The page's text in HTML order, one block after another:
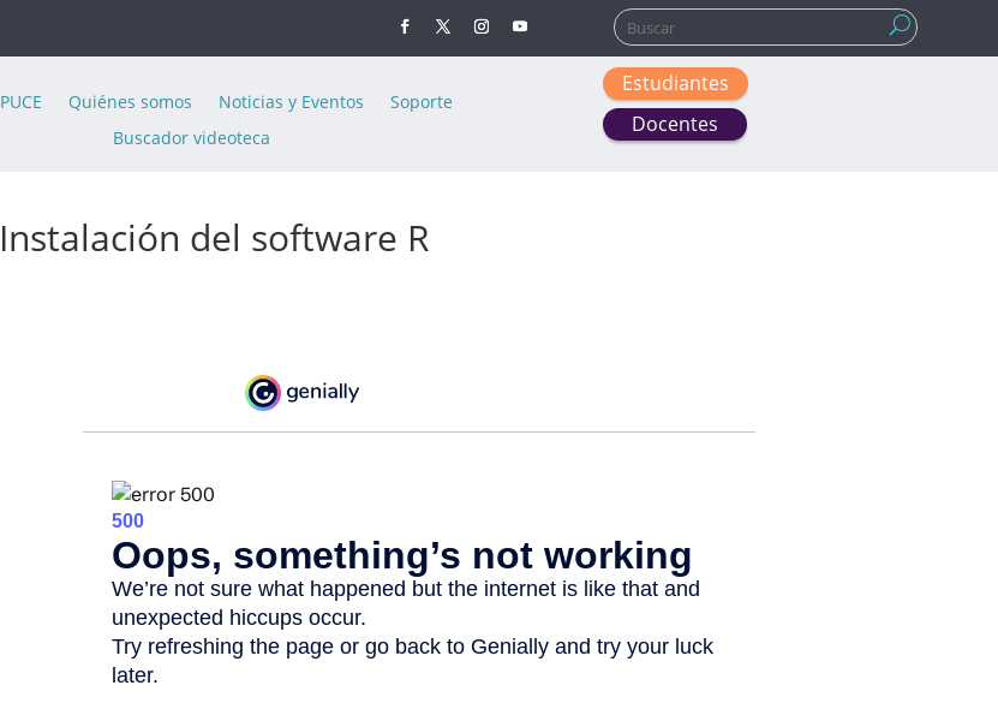
Buscar:
PUCE Quiénes somos Noticias y Eventos
Soporte
Buscador videoteca
Estudiantes
Docentes
Instalación del software R